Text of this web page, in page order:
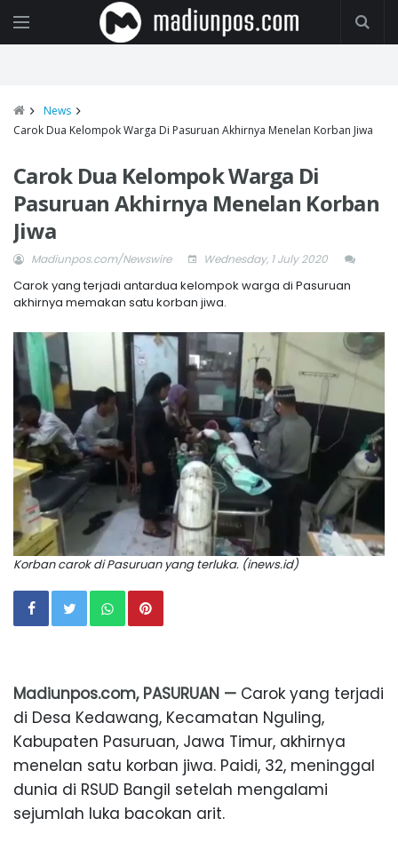
News
Carok Dua Kelompok Warga Di Pasuruan Akhirnya Menelan Korban Jiwa
Carok Dua Kelompok Warga Di
Pasuruan Akhirnya Menelan Korban
Jiwa
Madiunpos.com/Newswire Wednesday, 1 July 2020
Carok yang terjadi antardua kelompok warga di Pasuruan
akhirnya memakan satu korban jiwa.
Korban carok di Pasuruan yang terluka. (inews.id)
Madiunpos.com, PASURUAN — Carok yang terjadi
di Desa Kedawang, Kecamatan Nguling,
Kabupaten Pasuruan, Jawa Timur, akhirnya
menelan satu korban jiwa. Paidi, 32, meninggal
dunia di RSUD Bangil setelah mengalami
sejumlah luka bacokan arit.